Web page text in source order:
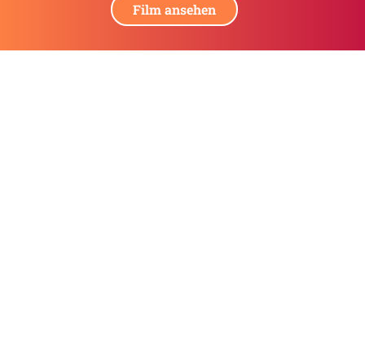
Der Philip Julius e.V. finanziert seine
Film ansehen